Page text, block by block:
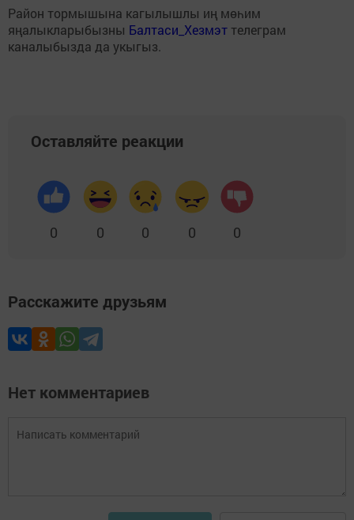
Район тормышына кагылышлы иң мөһим
яңалыкларыбызны Балтаси_Хезмэт телеграм
каналыбызда да укыгыз.
Оставляйте реакции
0 0 0 0 0
Расскажите друзьям
Нет комментариев